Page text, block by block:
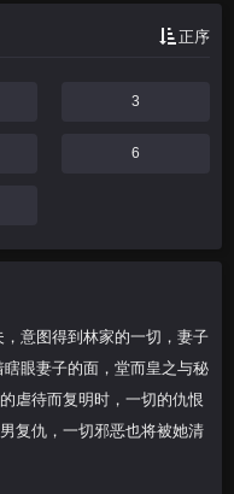
正序
3
6
意图得到林家的一切，妻子
眼妻子的面，堂而皇之与秘
虐待而复明时，一切的仇恨
复仇，一切邪恶也将被她清